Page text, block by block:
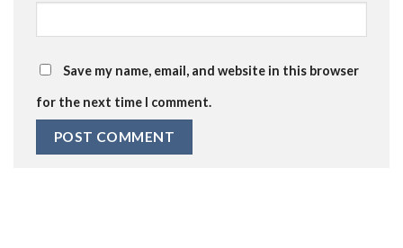
Save my name, email, and website in this browser
for the next time I comment.